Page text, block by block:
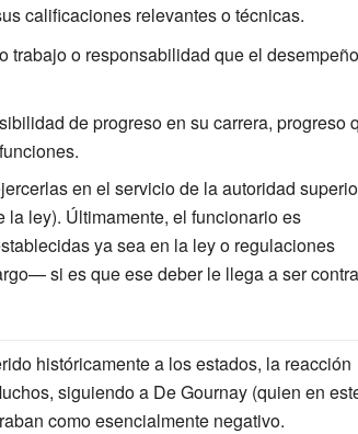
calificaciones relevantes o técnicas.
trabajo o responsabilidad que el
de progreso en su carrera, progreso
en el servicio de la autoridad
ley). Últimamente, el funcionario es
ya sea en la ley o regulaciones
si es que ese deber le llega a ser
históricamente a los estados, la reacción
siguiendo a De Gournay (quien en
como esencialmente negativo.